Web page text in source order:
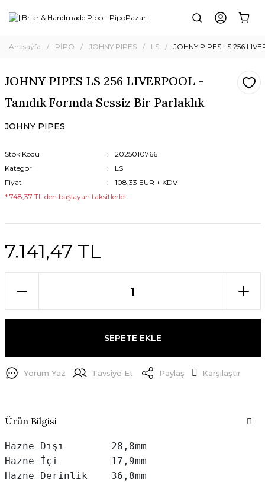
Anasayfa PİPO JOHNY PIPES LS JOHNY PIPES LS 256
JOHNY PIPES LS 256 LIVERPOOL -
Tanıdık Formda Sessiz Bir Parlaklık
JOHNY PIPES
Stok Kodu
2025010766
Kategori
LS
Fiyat
108,33 EUR + KDV
* 748,37 TL den başlayan taksitlerle!
7.141,47 TL
SEPETE EKLE
Yorum Yaz Tavsiye Et Paylaş Karşılaştır
Ürün Bilgisi
Hazne Dışı        28,8mm
Hazne İçi         17,9mm
Hazne Derinlik    36,8mm